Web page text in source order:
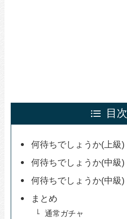
目次
何待ちでしょうか(上級)
何待ちでしょうか(中級)
何待ちでしょうか(中級)
まとめ
通常ガチャ